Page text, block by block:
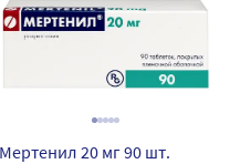
Мертенил 20 мг 90 шт.